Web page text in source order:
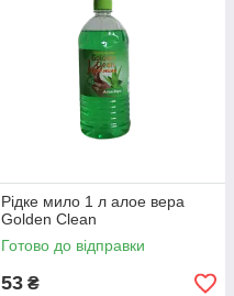
Рідке мило 1 л алое вера
Golden Clean
Готово до відправки
53 ₴